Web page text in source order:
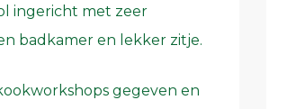
ingericht met zeer
badkamer en lekker zitje.
gegeven en